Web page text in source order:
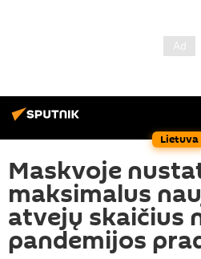
Lietuva
Maskvoje
maksimalus
atvejų skaičius
pandemijos